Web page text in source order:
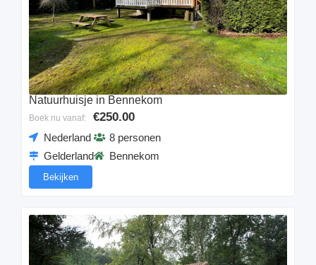
Natuurhuisje in Bennekom
Boek nu vanaf: €250.00
Nederland
Gelderland
8 personen
Bennekom
Bekijken